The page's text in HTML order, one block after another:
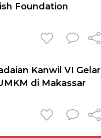
Foundation
Kanwil VI Gelar
di Makassar